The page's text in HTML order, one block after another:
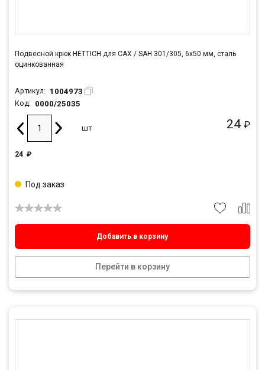
Подвесной крюк HETTICH для САХ / SAH 301/305, 6х50 мм, сталь
оцинкованная
Артикул: 1004973
Код: 0000/25035
24 ₽
шт
24 ₽
Добавить в корзину
Перейти в корзину
Под заказ